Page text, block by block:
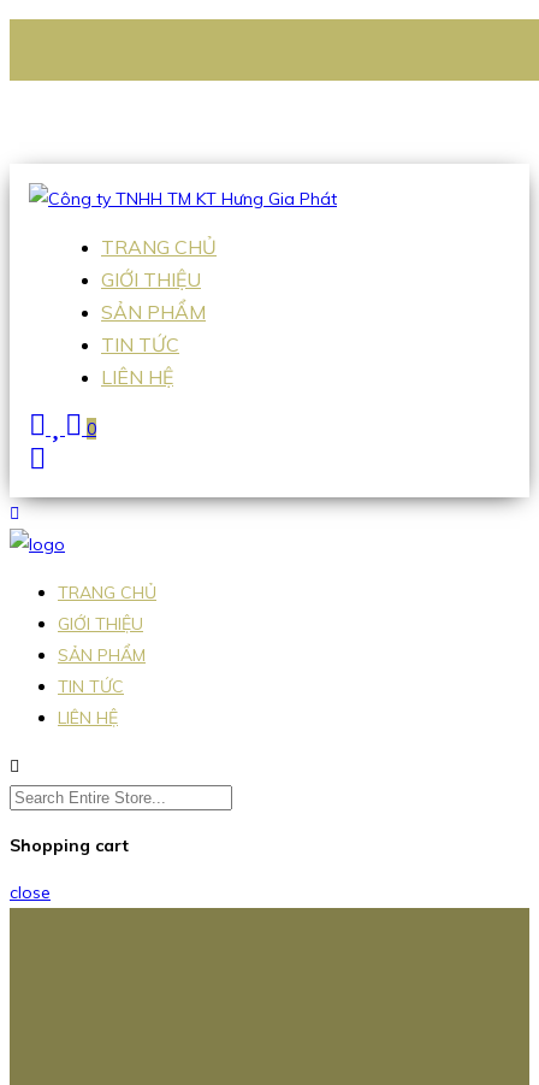
Hotline:0938 336 079
TRANG CHỦ
GIỚI THIỆU
SẢN PHẨM
TIN TỨC
LIÊN HỆ
0
TRANG CHỦ
GIỚI THIỆU
SẢN PHẨM
TIN TỨC
LIÊN HỆ
Shopping cart
close